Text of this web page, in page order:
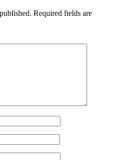
Required fields are